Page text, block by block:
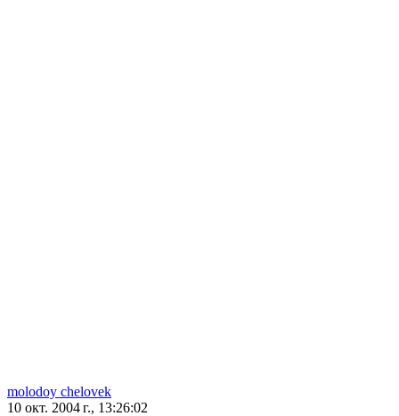
molodoy chelovek
10 окт. 2004 г., 13:26:02